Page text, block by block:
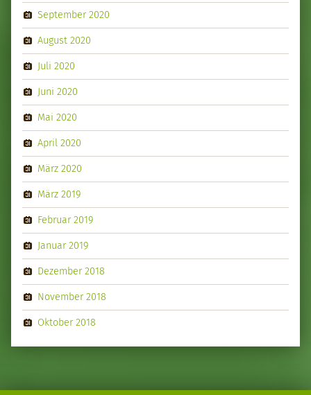
September 2020
August 2020
Juli 2020
Juni 2020
Mai 2020
April 2020
März 2020
März 2019
Februar 2019
Januar 2019
Dezember 2018
November 2018
Oktober 2018